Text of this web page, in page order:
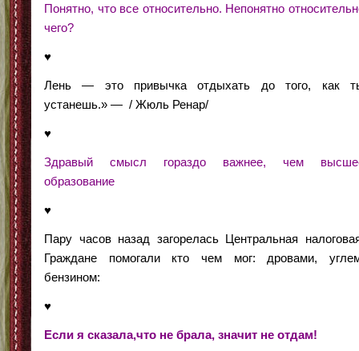
Понятно, что все относительно. Непонятно
чего?
♥
Лень — это привычка отдыхать до того, как
устанешь.» — / Жюль Ренар/
♥
Здравый смысл гораздо важнее, чем
образование
♥
Пару часов назад загорелась Центральная
Граждане помогали кто чем мог: дровами,
бензином:
♥
Если я сказала,что не брала, значит не отдам!